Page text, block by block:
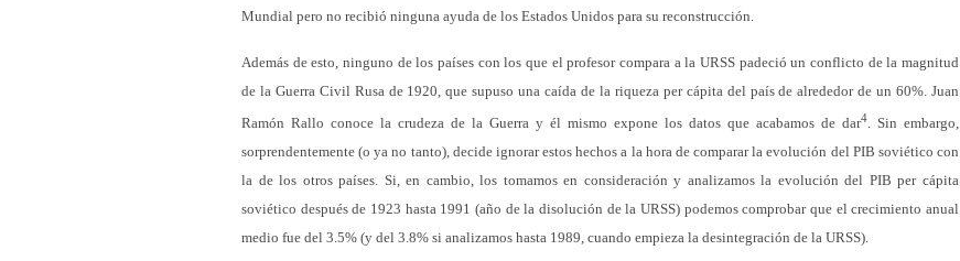
Mundial pero no recibió ninguna ayuda de los Estados Unidos para su reconstrucción.
Además de esto, ninguno de los países con los que el profesor compara a la URSS padeció un conflicto de la magnitud
de la Guerra Civil Rusa de 1920, que supuso una caída de la riqueza per cápita del país de alrededor de un 60%. Juan
Ramón Rallo conoce la crudeza de la Guerra y él mismo expone los datos que acabamos de dar4. Sin embargo,
sorprendentemente (o ya no tanto), decide ignorar estos hechos a la hora de comparar la evolución del PIB soviético con
la de los otros países. Si, en cambio, los tomamos en consideración y analizamos la evolución del PIB per cápita
soviético después de 1923 hasta 1991 (año de la disolución de la URSS) podemos comprobar que el crecimiento anual
medio fue del 3.5% (y del 3.8% si analizamos hasta 1989, cuando empieza la desintegración de la URSS).